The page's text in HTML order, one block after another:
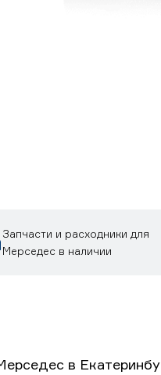
Запчасти и расходники для
Мерседес в наличии
в